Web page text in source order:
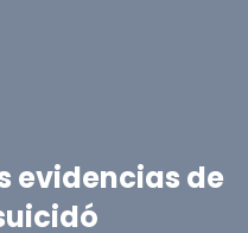
evidencias de